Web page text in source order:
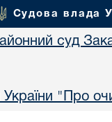
Судова влада
суд
України "Про